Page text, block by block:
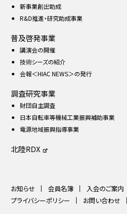
新事業創出助成
R&D推進・研究助成事業
普及啓発事業
講演会の開催
技術シーズの紹介
会報＜HIAC NEWS＞の発行
調査研究事業
財団自主調査
日本自転車等機械工業振興補助事業
電源地域振興指導事業
北陸RDX
お知らせ 会員名簿 入会のご案内
プライバシーポリシー
お問い合わせ